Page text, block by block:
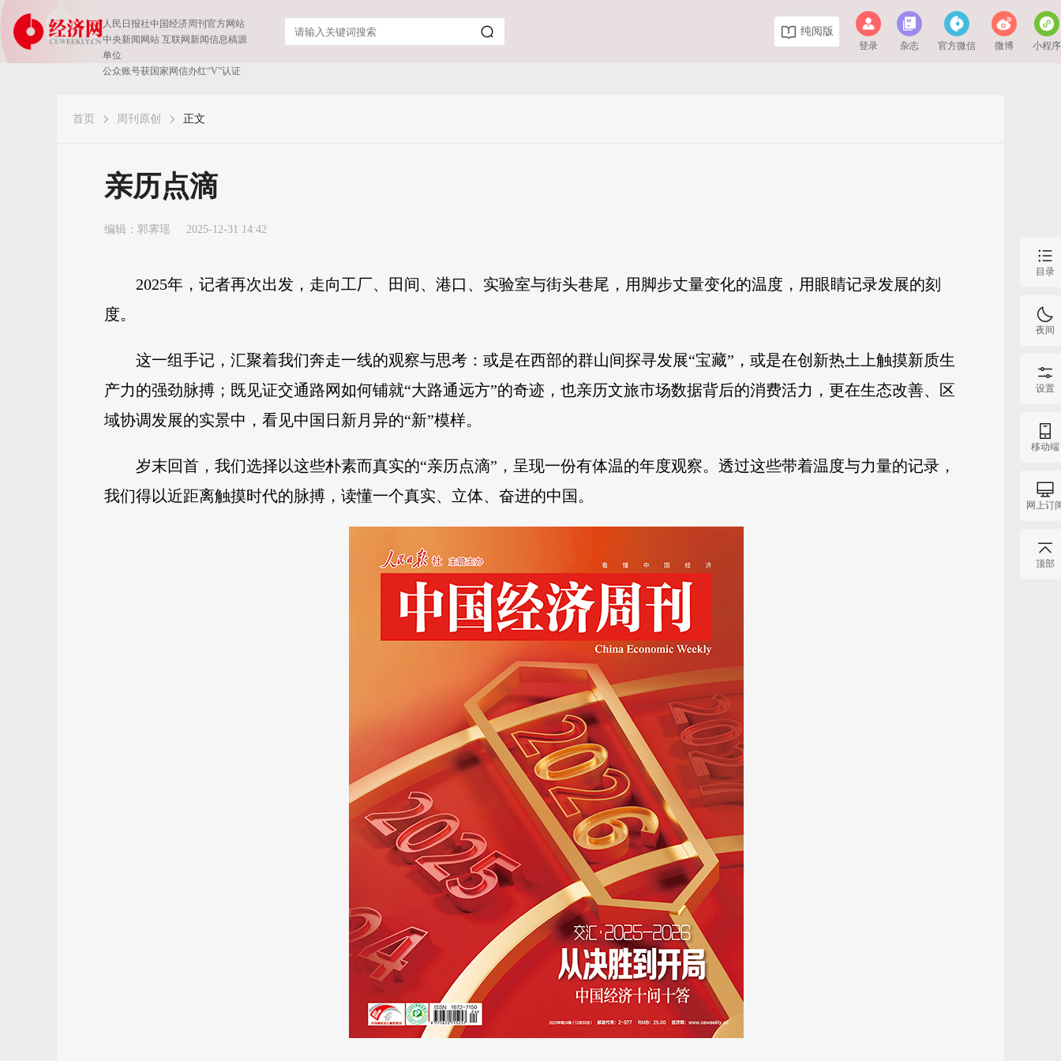
人民日报社中国经济周刊官方网站
中央新闻网站 互联网新闻信息稿源
单位
公众账号获国家网信办红“V”认证
纯阅版
登录 杂志 官方微信 微博 小程序
首页 周刊原创 正文
​亲历点滴
编辑：郭霁瑶 2025-12-31 14:42
2025年，记者再次出发，走向工厂、田间、港口、实验室与街头巷尾，用脚步丈量变化的温度，用眼睛记录发展的刻
度。
这一组手记，汇聚着我们奔走一线的观察与思考：或是在西部的群山间探寻发展“宝藏”，或是在创新热土上触摸新质生
产力的强劲脉搏；既见证交通路网如何铺就“大路通远方”的奇迹，也亲历文旅市场数据背后的消费活力，更在生态改善、区
域协调发展的实景中，看见中国日新月异的“新”模样。
岁末回首，我们选择以这些朴素而真实的“亲历点滴”，呈现一份有体温的年度观察。透过这些带着温度与力量的记录，
我们得以近距离触摸时代的脉搏，读懂一个真实、立体、奋进的中国。
目录
夜间
设置
移动端
网上订
顶部